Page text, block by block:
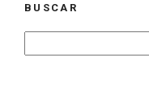
BUSCAR
for: